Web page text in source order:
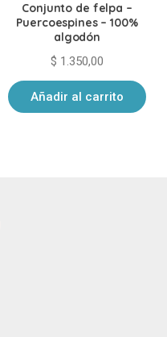
Conjunto de felpa –
Puercoespines – 100%
algodón
$ 1.350,00
Añadir al carrito